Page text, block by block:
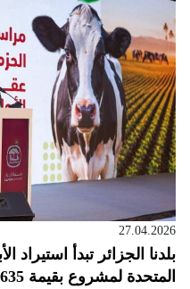
27.04.2026
بلدنا الجزائر تبدأ استيراد
المتحدة لمشروع بقيمة 635 مليون دولار